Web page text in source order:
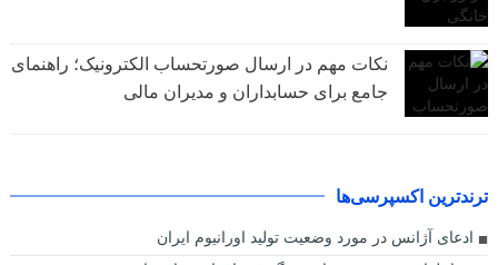
نکات مهم در ارسال صورتحساب الکترونیک؛ راهنمای
جامع برای حسابداران و مدیران مالی
ترندترین اکسپرسی‌ها
ادعای آژانس در مورد وضعیت تولید اورانیوم ایران